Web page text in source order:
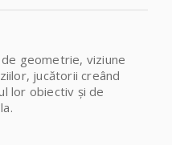
geometrie, viziune
jucătorii creând
lor obiectiv și de